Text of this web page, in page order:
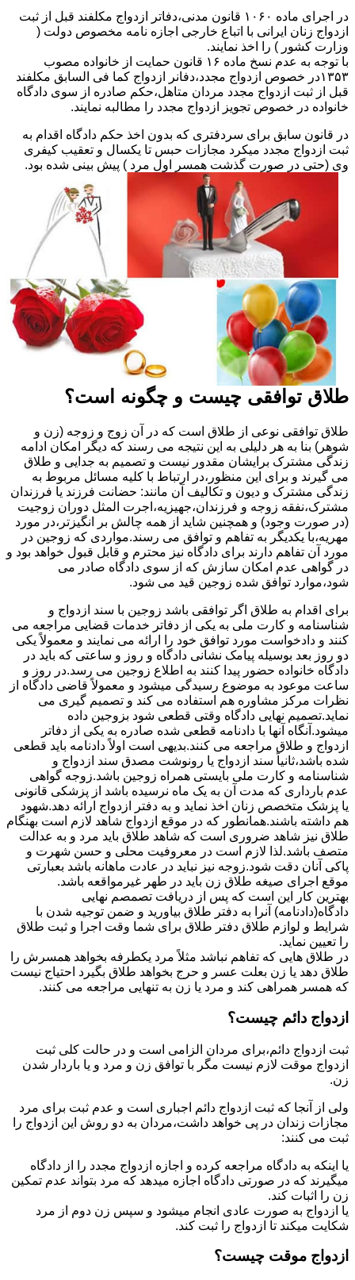
در اجرای ماده ۱۰۶۰ قانون مدنی،دفاتر ازدواج مکلفند قبل از ثبت
ازدواج زنان ایرانی با اتباع خارجی اجازه نامه مخصوص دولت (
وزارت کشور ) را اخذ نمایند.
با توجه به عدم نسخ ماده ۱۶ قانون حمایت از خانواده مصوب
۱۳۵۳در خصوص ازدواج مجدد،دفانر ازدواج کما فی السابق مکلفند
قبل از ثبت ازدواج مجدد مردان متاهل،حکم صادره از سوی دادگاه
خانواده در خصوص تجویز ازدواج مجدد را مطالبه نمایند.
در قانون سابق برای سردفتری که بدون اخذ حکم دادگاه اقدام به
ثبت ازدواج مجدد میکرد مجازات حبس تا یکسال و تعقیب کیفری
وی (حتی در صورت گذشت همسر اول مرد ) پیش بینی شده بود.
طلاق توافقی چیست و چگونه است؟
طلاق توافقی نوعی از طلاق است که در آن زوج و زوجه (زن و
شوهر) بنا به هر دلیلی به این نتیجه می رسند که دیگر امکان ادامه
زندگی مشترک برایشان مقدور نیست و تصمیم به جدایی و طلاق
می گیرند و برای این منظور،در ارتباط با کلیه مسائل مربوط به
زندگی مشترک و دیون و تکالیف آن مانند: حضانت فرزند یا فرزندان
مشترک،نفقه زوجه و فرزندان،جهیزیه،اجرت المثل دوران زوجیت
(در صورت وجود) و همچنین شاید از همه چالش بر انگیزتر،در مورد
مهریه،با یکدیگر به تفاهم و توافق می رسند.مواردی که زوجین در
مورد آن تفاهم دارند برای دادگاه نیز محترم و قابل قبول خواهد بود و
در گواهی عدم امکان سازش که از سوی دادگاه صادر می
شود،موارد توافق شده زوجین قید می شود.
برای اقدام به طلاق اگر توافقی باشد زوجین با سند ازدواج و
شناسنامه و کارت ملی به یکی از دفاتر خدمات قضایی مراجعه می
کنند و دادخواست مورد توافق خود را ارائه می نمایند و معمولاً یکی
دو روز بعد بوسیله پیامک نشانی دادگاه و روز و ساعتی که باید در
دادگاه خانواده حضور پیدا کنند به اطلاع زوجین می رسد.در روز و
ساعت موعود به موضوع رسیدگی میشود و معمولاً قاضی دادگاه از
نظرات مرکز مشاوره هم استفاده می کند و تصمیم گیری می
نماید.تصمیم نهایی دادگاه وقتی قطعی شود بزوجین داده
میشود.آنگاه آنها با دادنامه قطعی شده صادره به یکی از دفاتر
ازدواج و طلاق مراجعه می کنند.بدیهی است اولاً دادنامه باید قطعی
شده باشد،ثانیاً سند ازدواج یا رونوشت مصدق سند ازدواج و
شناسنامه و کارت ملی بایستی همراه زوجین باشد.زوجه گواهی
عدم بارداری که مدت آن به یک ماه نرسیده باشد از پزشکی قانونی
یا پزشک متخصص زنان اخذ نماید و به دفتر ازدواج ارائه دهد.شهود
هم داشته باشند.همانطور که در موقع ازدواج شاهد لازم است بهنگام
طلاق نیز شاهد ضروری است که شاهد طلاق باید مرد و به عدالت
متصف باشد.لذا لازم است در معروفیت محلی و حسن شهرت و
پاکی آنان دقت شود.زوجه نیز نباید در عادت ماهانه باشد بعبارتی
موقع اجرای صیغه طلاق زن باید در طهر غیرمواقعه باشد.
بهترین کار این است که پس از دریافت تصمصم نهایی
دادگاه(دادنامه) آنرا به دفتر طلاق بیاورید و ضمن توجیه شدن با
شرایط و لوازم طلاق دفتر طلاق برای شما وقت اجرا و ثبت طلاق
را تعیین نماید.
در طلاق هایی که تفاهم نباشد مثلاً مرد یکطرفه بخواهد همسرش را
طلاق دهد یا زن بعلت عسر و حرج بخواهد طلاق بگیرد احتیاج نیست
که همسر همراهی کند و مرد یا زن به تنهایی مراجعه می کنند.
ازدواج دائم چیست؟
ثبت ازدواج دائم،برای مردان الزامی است و در حالت کلی ثبت
ازدواج موقت لازم نیست مگر با توافق زن و مرد و یا باردار شدن
زن.
ولی از آنجا که ثبت ازدواج دائم اجباری است و عدم ثبت برای مرد
مجازات زندان در پی خواهد داشت،مردان به دو روش این ازدواج را
ثبت می کنند:
یا اینکه به دادگاه مراجعه کرده و اجازه ازدواج مجدد را از دادگاه
میگیرند که در صورتی دادگاه اجازه میدهد که مرد بتواند عدم تمکین
زن را اثبات کند.
یا ازدواج به صورت عادی انجام میشود و سپس زن دوم از مرد
شکایت میکند تا ازدواج را ثبت کند.
ازدواج موقت چیست؟